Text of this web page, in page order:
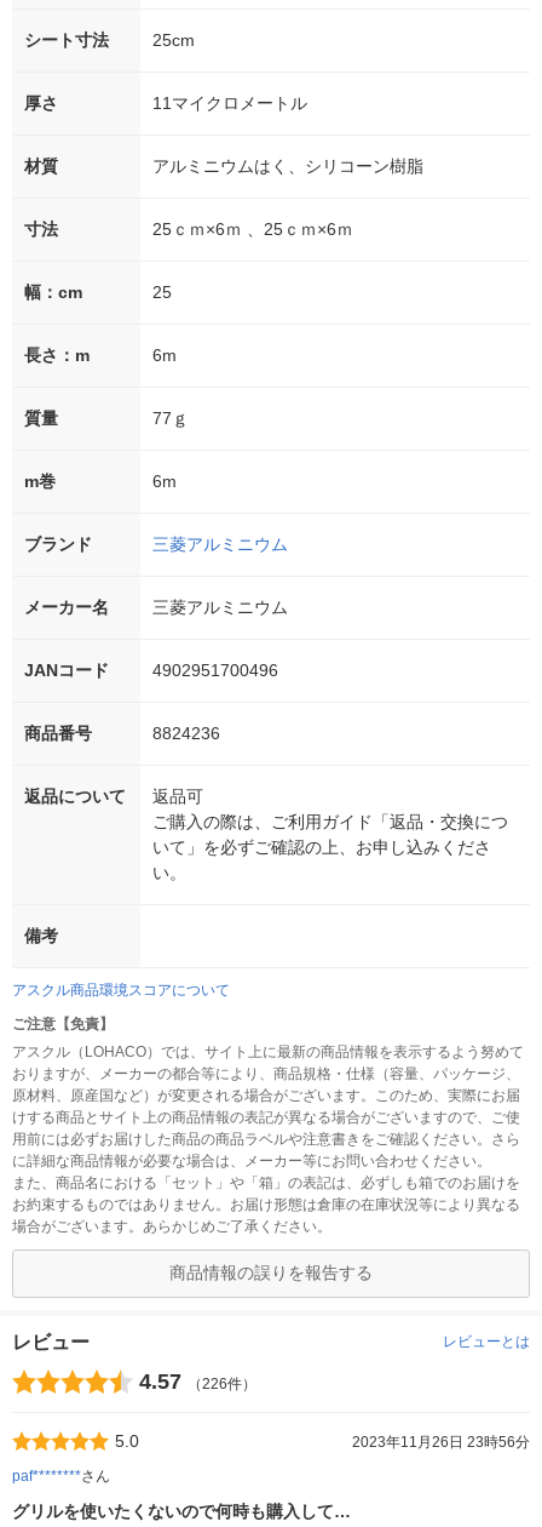
シート寸法 25cm
厚さ 11マイクロメートル
材質 アルミニウムはく、シリコーン樹脂
寸法 25ｃｍ×6ｍ 、25ｃｍ×6ｍ
幅：cm 25
長さ：m 6m
質量 77ｇ
m巻 6m
ブランド 三菱アルミニウム
メーカー名 三菱アルミニウム
JANコード 4902951700496
商品番号 8824236
返品について
返品可
ご購入の際は、ご利用ガイド「返品・交換につ
いて」を必ずご確認の上、お申し込みくださ
い。
備考
アスクル商品環境スコアについて
ご注意【免責】
アスクル（LOHACO）では、サイト上に最新の商品情報を表示するよう努めて
おりますが、メーカーの都合等により、商品規格・仕様（容量、パッケージ、
原材料、原産国など）が変更される場合がございます。このため、実際にお届
けする商品とサイト上の商品情報の表記が異なる場合がございますので、ご使
用前には必ずお届けした商品の商品ラベルや注意書きをご確認ください。さら
に詳細な商品情報が必要な場合は、メーカー等にお問い合わせください。
また、商品名における「セット」や「箱」の表記は、必ずしも箱でのお届けを
お約束するものではありません。お届け形態は倉庫の在庫状況等により異なる
場合がございます。あらかじめご了承ください。
商品情報の誤りを報告する
レビュー レビューとは
4.57 （226件）
5.0
2023年11月26日 23時56分
paf********さん
グリルを使いたくないので何時も購入して…